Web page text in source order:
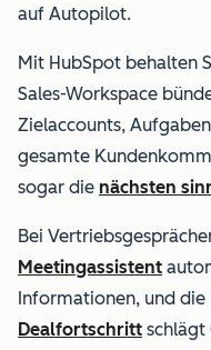
auf Autopilot.
Mit HubSpot behalten
Sales-Workspace
Zielaccounts,
gesamte
sogar die nächsten
Bei
Meetingassistent
Informationen, und die
Dealfortschritt schlägt